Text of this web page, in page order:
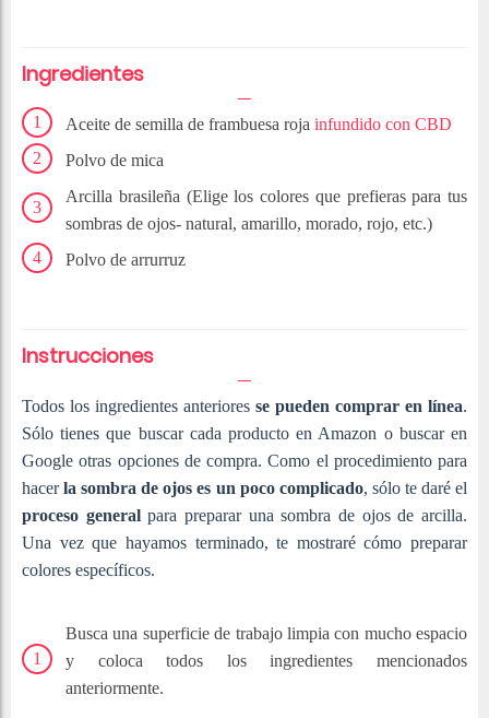
Ingredientes
Aceite de semilla de frambuesa roja infundido con CBD
Polvo de mica
Arcilla brasileña (Elige los colores que prefieras para tus
sombras de ojos- natural, amarillo, morado, rojo, etc.)
Polvo de arrurruz
Instrucciones
Todos los ingredientes anteriores se pueden comprar en línea.
Sólo tienes que buscar cada producto en Amazon o buscar en
Google otras opciones de compra. Como el procedimiento para
hacerla sombra de ojos es un poco complicado, sólo te daré el
proceso generalpara preparar una sombra de ojos de arcilla.
Una vez que hayamos terminado, te mostraré cómo preparar
colores específicos.
Busca una superficie de trabajo limpia con mucho espacio
y coloca todos los ingredientes mencionados
anteriormente.